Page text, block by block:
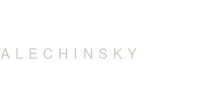
ALECHINSKY